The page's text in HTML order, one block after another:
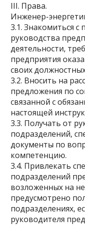
III. Права.
Инженер-
3.1. Знакомиться
руководства
деятельности,
предприятия
своих
3.2. Вносить на
предложения по
связанной с
настоящей
3.3. Получать от
подразделений,
документы по
компетенцию.
3.4. Привлекать
подразделений
возложенных на
предусмотрено
подразделениях,
руководителя